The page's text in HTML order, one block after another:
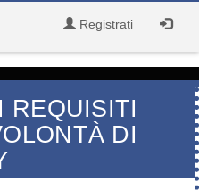
Registrati
REQUISITI
DI